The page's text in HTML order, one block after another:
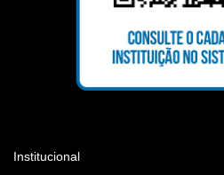
Institucional